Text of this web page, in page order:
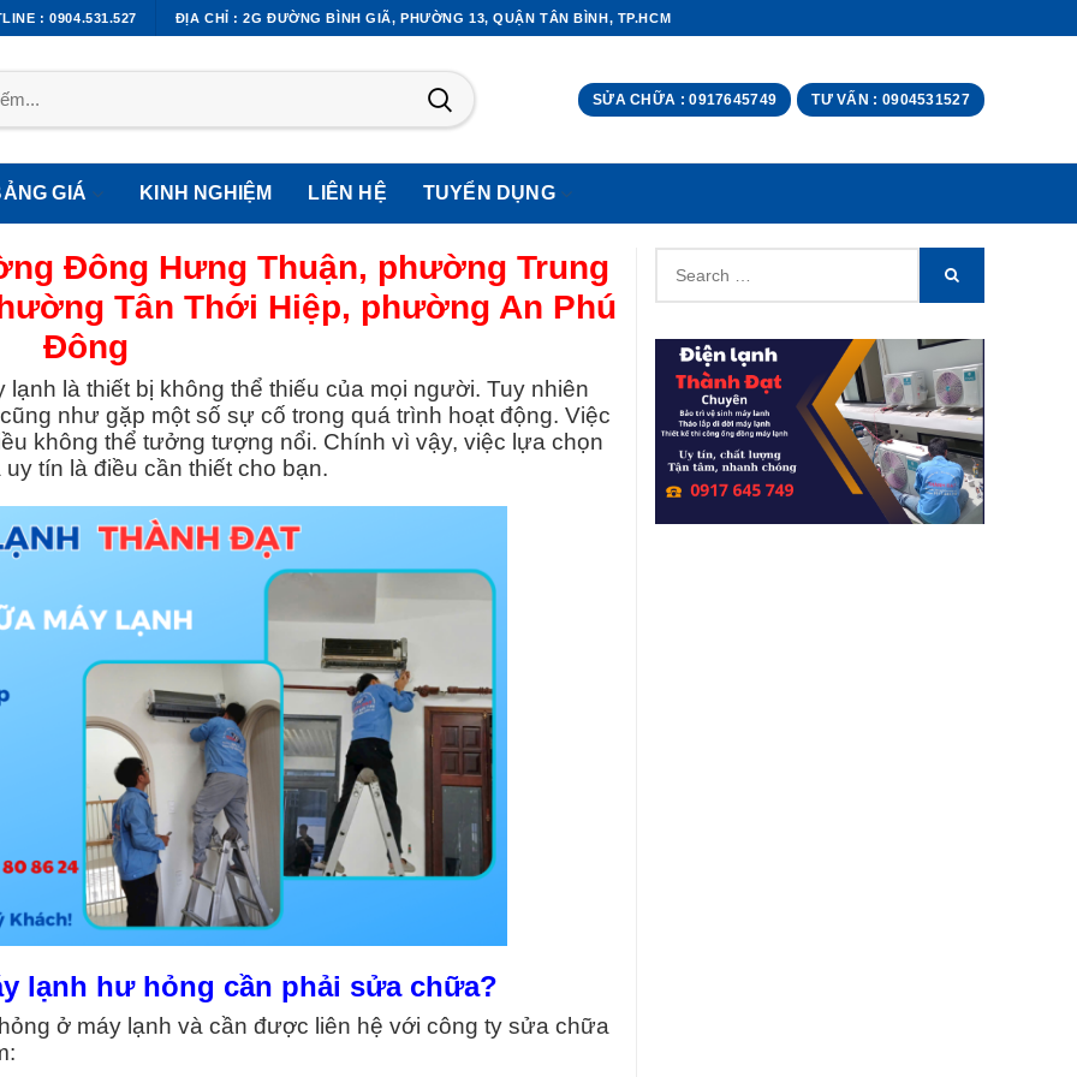
: 0904.531.527 ĐỊA CHỈ : 2G ĐƯỜNG BÌNH GIÃ, PHƯỜNG 13, QUẬN TÂN BÌNH, TP.HCM
SỬA CHỮA : 0917645749 TƯ VẤN : 0904531527
GIÁ KINH NGHIỆM LIÊN HỆ TUYỂN DỤNG
Đông Hưng Thuận, phường Trung
Tân Thới Hiệp, phường An Phú
Đông
là thiết bị không thể thiếu của mọi người. Tuy nhiên
như gặp một số sự cố trong quá trình hoạt động. Việc
không thể tưởng tượng nổi. Chính vì vậy, việc lựa chọn
tín là điều cần thiết cho bạn.
lạnh hư hỏng cần phải sửa chữa?
ở máy lạnh và cần được liên hệ với công ty sửa chữa
for:
SEARCH